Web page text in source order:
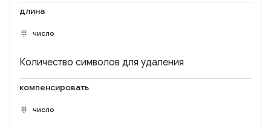
длина
число
Количество символов для удаления
компенсировать
число